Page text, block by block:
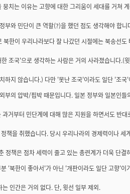
치는 이유는 고향에 대한 그리움이 세대를 거쳐
부와 민단이 큰 역할(?)을 했던 점도 생각해야 합니
북한이 우리나라보다 잘 나갔던 시절에는 북송선
조국'으로 생각하는 사람은 거의 사라졌습니다.(
하지 않습니다.) 다만 '못난 조국'이라도 일단 '조국
부의 압박/핍박 때문입니다. 일본 정부와 일본인
거부터 민단계에 대해 많은 지원을 하면서도 반
책을 취했습니다. 당시 우리나라의 경제력이나
정책은 점차 세력이 줄고 있는 총련계가 더욱 단결
'북한이 좋아서'가 아닌 '개판이라도 일단 고향'
인간은 거의 없다. 단, 윗선 일부 제외.